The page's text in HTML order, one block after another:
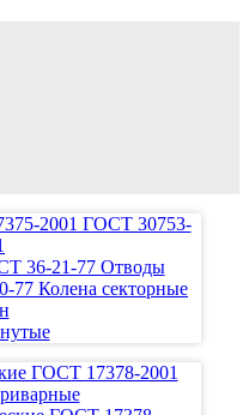
2001 ГОСТ 30753-
36-21-77 Отводы
Колена секторные
ГОСТ 17378-2001